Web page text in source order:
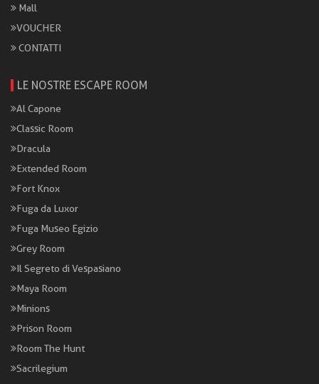
Mall
VOUCHER
CONTATTI
LE NOSTRE ESCAPE ROOM
Al Capone
Classic Room
Dracula
Extended Room
Fort Knox
Fuga da Luxor
Fuga Museo Egizio
Grey Room
Il Segreto di Vespasiano
Maya Room
Minions
Prison Room
Room The Hunt
Sacrilegium